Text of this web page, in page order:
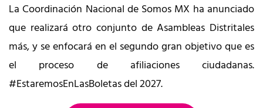
La Coordinación Nacional de Somos MX ha anunciado
que realizará otro conjunto de Asambleas Distritales
más, y se enfocará en el segundo gran objetivo que es
el proceso de afiliaciones ciudadanas.
#EstaremosEnLasBoletas del 2027.